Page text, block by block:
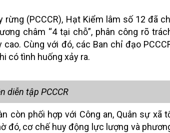
(PCCCR), Hạt Kiểm lâm số 12 đã
châm “4 tại chỗ”, phân công rõ
Cùng với đó, các Ban chỉ đạo
có tình huống xảy ra.
diễn tập PCCCR
còn phối hợp với Công an, Quân sự xã
đó, cơ chế huy động lực lượng và